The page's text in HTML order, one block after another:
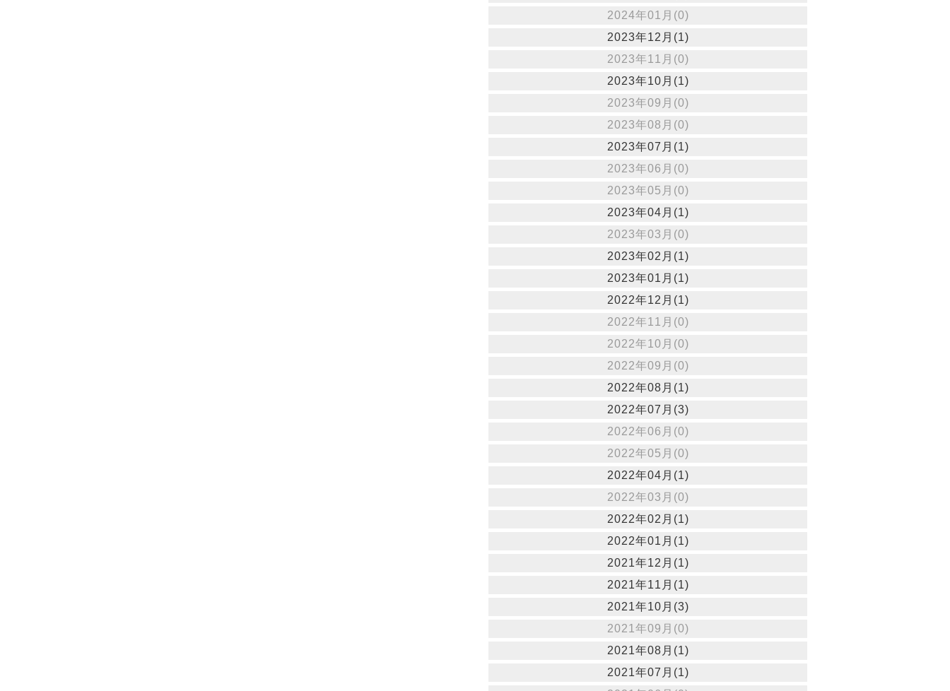
2024年01月(0)
2023年12月(1)
2023年11月(0)
2023年10月(1)
2023年09月(0)
2023年08月(0)
2023年07月(1)
2023年06月(0)
2023年05月(0)
2023年04月(1)
2023年03月(0)
2023年02月(1)
2023年01月(1)
2022年12月(1)
2022年11月(0)
2022年10月(0)
2022年09月(0)
2022年08月(1)
2022年07月(3)
2022年06月(0)
2022年05月(0)
2022年04月(1)
2022年03月(0)
2022年02月(1)
2022年01月(1)
2021年12月(1)
2021年11月(1)
2021年10月(3)
2021年09月(0)
2021年08月(1)
2021年07月(1)